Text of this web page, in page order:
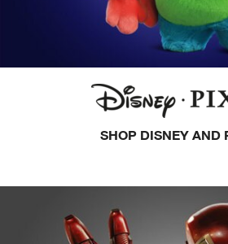
SHOP DISNEY AND